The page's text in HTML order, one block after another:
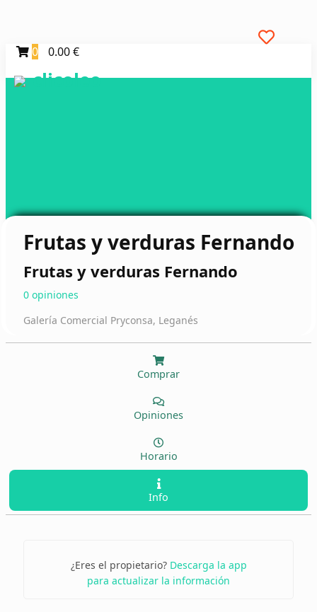
0 0.00 €
clicoleo
Frutas y verduras Fernando
Frutas y verduras Fernando
0 opiniones
Galería Comercial Pryconsa, Leganés
Comprar
Opiniones
Horario
Info
¿Eres el propietario? Descarga la app
para actualizar la información